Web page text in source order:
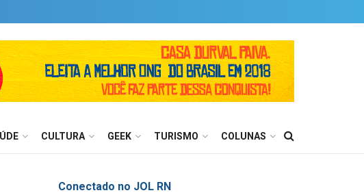
CULTURA GEEK TURISMO COLUNAS
Conectado no JOL RN